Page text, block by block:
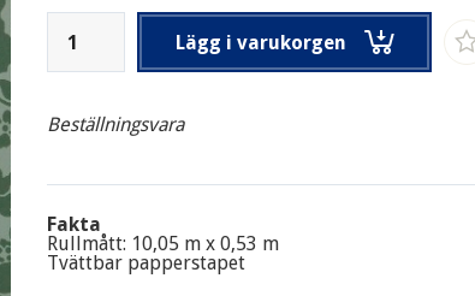
Lägg i varukorgen
Beställningsvara
Fakta
Rullmått: 10,05 m x 0,53 m
Tvättbar papperstapet